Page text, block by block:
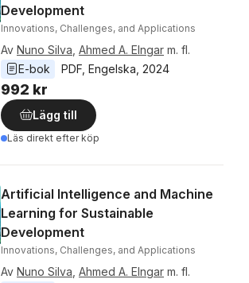
Development
Innovations, Challenges, and Applications
Av Nuno Silva Ahmed A. Elngar m. fl.
E-bok
PDF Engelska 2024
992 kr
Lägg till
Läs direkt efter köp
Artificial Intelligence and Machine
Learning for Sustainable
Development
Innovations, Challenges, and Applications
Av Nuno Silva Ahmed A. Elngar m. fl.